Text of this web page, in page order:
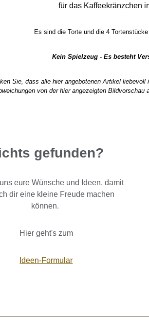
für das Kaffeekränzchen
Es sind die Torte und die 4
Kein Spielzeug - Es besteht
Sie, dass alle hier angebotenen Artikel
von der hier angezeigten
gefunden?
eure Wünsche und Ideen, damit
dir eine kleine Freude machen
können.
Hier geht's zum
Ideen-Formular